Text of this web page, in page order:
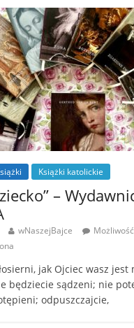
Książki katolickie
–
wNaszejBajce
jak Ojciec wasz jest
będziecie sądzeni; nie
odpuszczajcie,